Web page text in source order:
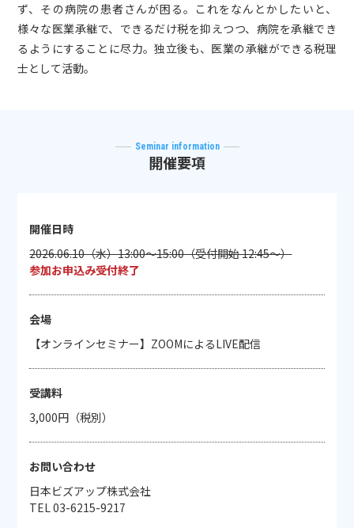
ず、その病院の患者さんが困る。これをなんとかしたいと、
様々な医業承継で、できるだけ税を抑えつつ、病院を承継でき
るようにすることに尽力。独立後も、医業の承継ができる税理
士として活動。
Seminar information
開催要項
開催日時
2026.06.10（水）13:00～15:00（受付開始 12:45～）
参加お申込み受付終了
会場
【オンラインセミナー】ZOOMによるLIVE配信
受講料
3,000円（税別）
お問い合わせ
日本ビズアップ株式会社
TEL 03-6215-9217